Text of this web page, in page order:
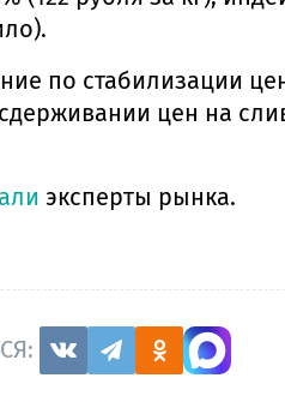
по стабилизации
цен на
эксперты рынка.